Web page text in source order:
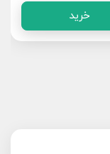
خرید